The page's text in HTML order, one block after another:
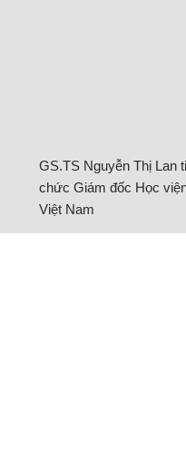
GS.TS Nguyễn Thị Lan
chức Giám đốc Học
Việt Nam